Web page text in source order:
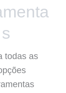
s
todas as